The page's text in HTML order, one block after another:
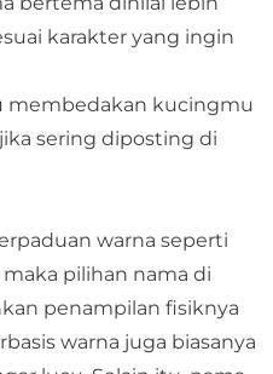
karakter yang ingin
membedakan kucingmu
sering diposting di
warna seperti
pilihan nama di
penampilan fisiknya
warna juga biasanya